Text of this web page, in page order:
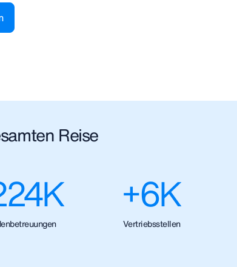
Reise
K +6K
Vertriebsstellen